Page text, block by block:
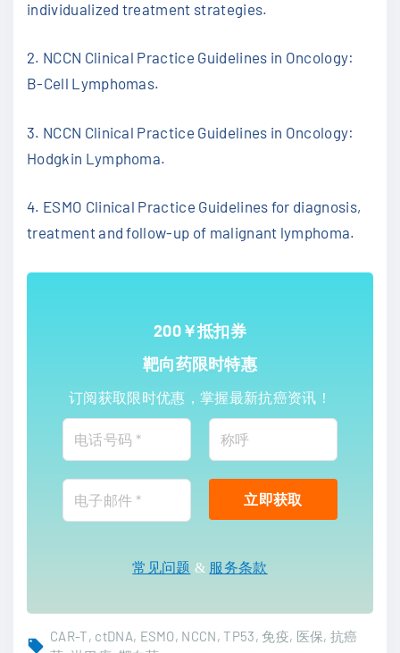
individualized treatment strategies.
2. NCCN Clinical Practice Guidelines in Oncology:
B-Cell Lymphomas.
3. NCCN Clinical Practice Guidelines in Oncology:
Hodgkin Lymphoma.
4. ESMO Clinical Practice Guidelines for diagnosis,
treatment and follow-up of malignant lymphoma.
200￥抵扣券
靶向药限时特惠
订阅获取限时优惠，掌握最新抗癌资讯！
常见问题 & 服务条款
CAR-T ctDNA ESMO NCCN TP53 免疫 医保 抗癌